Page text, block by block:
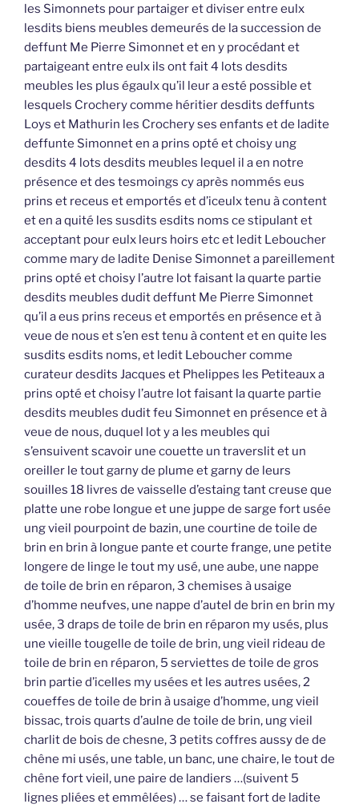
les Simonnets pour partaiger et diviser entre eulx
lesdits biens meubles demeurés de la succession de
deffunt Me Pierre Simonnet et en y procédant et
partaigeant entre eulx ils ont fait 4 lots desdits
meubles les plus égaulx qu’il leur a esté possible et
lesquels Crochery comme héritier desdits deffunts
Loys et Mathurin les Crochery ses enfants et de ladite
deffunte Simonnet en a prins opté et choisy ung
desdits 4 lots desdits meubles lequel il a en notre
présence et des tesmoings cy après nommés eus
prins et receus et emportés et d’iceulx tenu à content
et en a quité les susdits esdits noms ce stipulant et
acceptant pour eulx leurs hoirs etc et ledit Leboucher
comme mary de ladite Denise Simonnet a pareillement
prins opté et choisy l’autre lot faisant la quarte partie
desdits meubles dudit deffunt Me Pierre Simonnet
qu’il a eus prins receus et emportés en présence et à
veue de nous et s’en est tenu à content et en quite les
susdits esdits noms, et ledit Leboucher comme
curateur desdits Jacques et Phelippes les Petiteaux a
prins opté et choisy l’autre lot faisant la quarte partie
desdits meubles dudit feu Simonnet en présence et à
veue de nous, duquel lot y a les meubles qui
s’ensuivent scavoir une couette un traverslit et un
oreiller le tout garny de plume et garny de leurs
souilles 18 livres de vaisselle d’estaing tant creuse que
platte une robe longue et une juppe de sarge fort usée
ung vieil pourpoint de bazin, une courtine de toile de
brin en brin à longue pante et courte frange, une petite
longere de linge le tout my usé, une aube, une nappe
de toile de brin en réparon, 3 chemises à usaige
d’homme neufves, une nappe d’autel de brin en brin my
usée, 3 draps de toile de brin en réparon my usés, plus
une vieille tougelle de toile de brin, ung vieil rideau de
toile de brin en réparon, 5 serviettes de toile de gros
brin partie d’icelles my usées et les autres usées, 2
coueffes de toile de brin à usaige d’homme, ung vieil
bissac, trois quarts d’aulne de toile de brin, ung vieil
charlit de bois de chesne, 3 petits coffres aussy de de
chêne mi usés, une table, un banc, une chaire, le tout de
chêne fort vieil, une paire de landiers …(suivent 5
lignes pliées et emmêlées) … se faisant fort de ladite